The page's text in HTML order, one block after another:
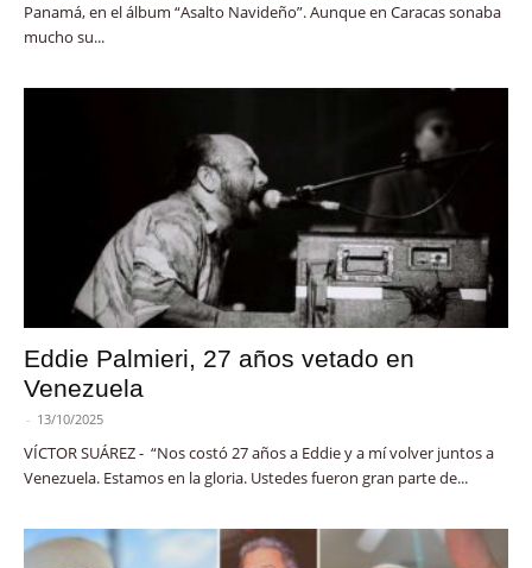
Panamá, en el álbum “Asalto Navideño”. Aunque en Caracas sonaba
mucho su...
Eddie Palmieri, 27 años vetado en
Venezuela
- 13/10/2025
VÍCTOR SUÁREZ - “Nos costó 27 años a Eddie y a mí volver juntos a
Venezuela. Estamos en la gloria. Ustedes fueron gran parte de...